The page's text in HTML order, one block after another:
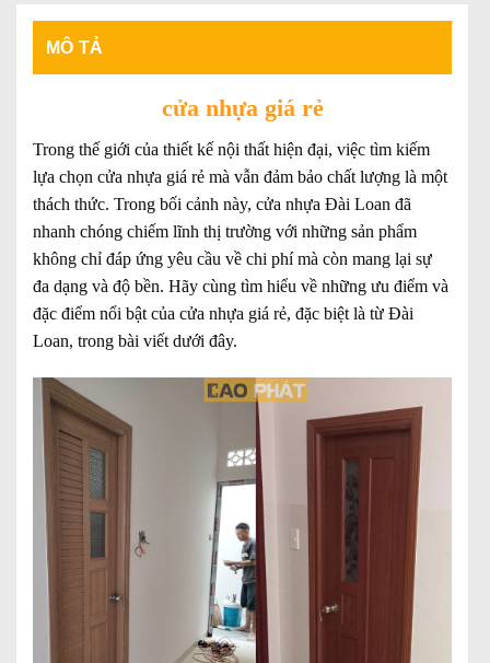
MÔ TẢ
cửa nhựa giá rẻ
Trong thế giới của thiết kế nội thất hiện đại, việc tìm kiếm
lựa chọn cửa nhựa giá rẻ mà vẫn đảm bảo chất lượng là một
thách thức. Trong bối cảnh này, cửa nhựa Đài Loan đã
nhanh chóng chiếm lĩnh thị trường với những sản phẩm
không chỉ đáp ứng yêu cầu về chi phí mà còn mang lại sự
đa dạng và độ bền. Hãy cùng tìm hiểu về những ưu điểm và
đặc điểm nổi bật của cửa nhựa giá rẻ, đặc biệt là từ Đài
Loan, trong bài viết dưới đây.